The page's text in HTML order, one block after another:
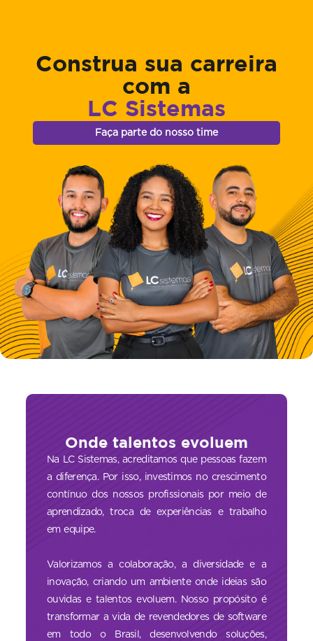
Construa sua carreira
com a
LC Sistemas
Faça parte do nosso time
Onde talentos evoluem
Na LC Sistemas, acreditamos que pessoas fazem
a diferença. Por isso, investimos no crescimento
contínuo dos nossos profissionais por meio de
aprendizado, troca de experiências e trabalho
em equipe.
Valorizamos a colaboração, a diversidade e a
inovação, criando um ambiente onde ideias são
ouvidas e talentos evoluem. Nosso propósito é
transformar a vida de revendedores de software
em todo o Brasil, desenvolvendo soluções,